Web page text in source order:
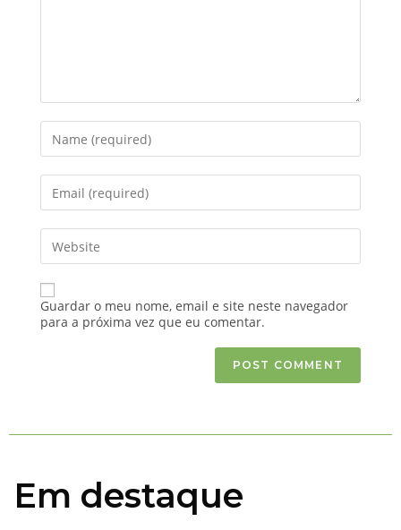
Guardar o meu nome, email e site neste navegador
para a próxima vez que eu comentar.
Em destaque